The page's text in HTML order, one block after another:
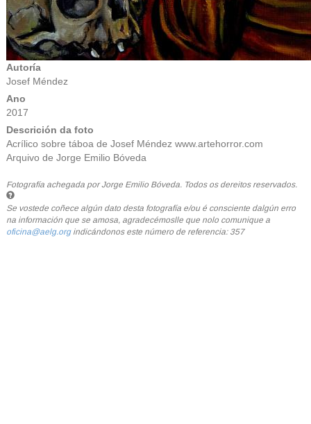
Autoría
Josef Méndez
Ano
2017
Descrición da foto
Acrílico sobre táboa de Josef Méndez www.artehorror.com
Arquivo de Jorge Emilio Bóveda
Fotografía achegada por Jorge Emilio Bóveda. Todos os dereitos reservados.
Se vostede coñece algún dato desta fotografía e/ou é consciente dalgún erro
na información que se amosa, agradecémoslle que nolo comunique a
oficina@aelg.orgindicándonos este número de referencia: 357